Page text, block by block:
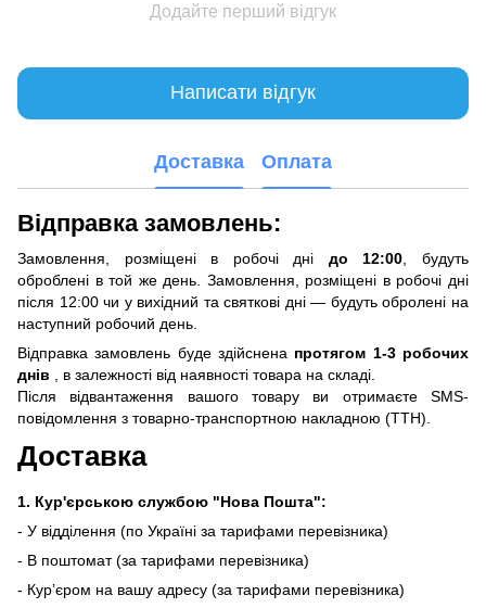
Додайте перший відгук
Написати відгук
Доставка Оплата
Відправка замовлень:
Замовлення, розміщені в робочі дні до 12:00 , будуть
оброблені в той же день. Замовлення, розміщені в робочі дні
після 12:00 чи у вихідний та святкові дні — будуть обролені на
наступний робочий день.
Відправка замовлень буде здійснена протягом 1-3 робочих
днів , в залежності від наявності товара на складі.
Після відвантаження вашого товару ви отримаєте SMS-
повідомлення з товарно-транспортною накладною (ТТН).
Доставка
1. Кур'єрською службою "Нова Пошта":
- У відділення (по Україні за тарифами перевізника)
- В поштомат (за тарифами перевізника)
- Кур’єром на вашу адресу (за тарифами перевізника)